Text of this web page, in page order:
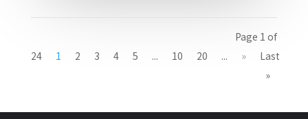
Page 1 of
24
1 2 3 4 5 ... 10 20 ... »
Last
»